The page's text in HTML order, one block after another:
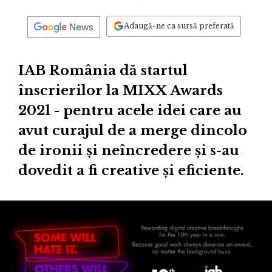
Adaugă-ne ca sursă preferată
IAB România dă startul
înscrierilor la MIXX Awards
2021 - pentru acele idei care au
avut curajul de a merge dincolo
de ironii și neîncredere și s-au
dovedit a fi creative și eficiente.